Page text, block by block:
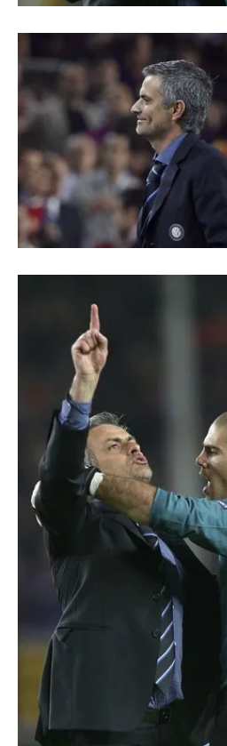
Sitemizde kendimize ve üçüncü
kullanılmaktadır. Bu çerezler
verileriniz işlenmekte olup
toplumu hizmetlerinin sunulması
kullanılmaktadır. Diğer çerezler,
kılınması ve kişiselleştirilmesi
reklam/pazarlama faaliyetlerinin
sınırlı olarak açık rızanız
Çerezlere ilişkin tercihlerinizi
vasıtasıyla belirleyebilirsiniz.
için Ayarlar butonuna tıklayabilir,
6698 sayılı Kişisel Verilerin
hazırlanmış Aydınlatma
ilgili mevzuata uygun olarak
almak için lütfen